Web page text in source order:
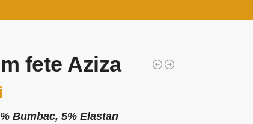
fete Aziza
Bumbac, 5% Elastan